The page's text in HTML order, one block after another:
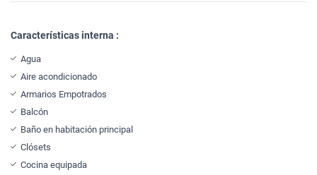
Características interna :
Agua
Aire acondicionado
Armarios Empotrados
Balcón
Baño en habitación principal
Clósets
Cocina equipada